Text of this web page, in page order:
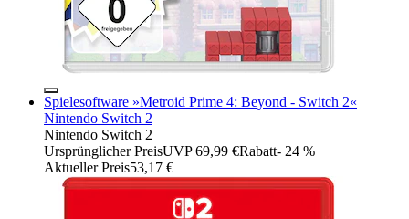
Spielesoftware »Metroid Prime 4: Beyond - Switch 2«
Nintendo Switch 2
Nintendo Switch 2
Ursprünglicher PreisUVP 69,99 €Rabatt- 24 %
Aktueller Preis53,17 €